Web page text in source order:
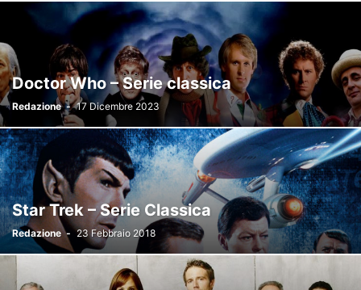
ROMANTICO SERVIZI STREAMING SOBER LIVING STORICHE
SUPEREROI
Doctor Who – Serie classica
Redazione - 17 Dicembre 2023
Star Trek – Serie Classica
Redazione - 23 Febbraio 2018